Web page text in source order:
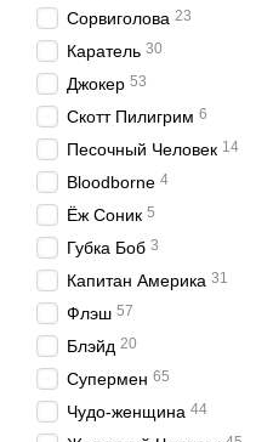
Сорвиголова 23
Каратель 30
Джокер 53
Скотт Пилигрим 6
Песочный Человек 14
Bloodborne 4
Ёж Соник 5
Губка Боб 3
Капитан Америка 31
Флэш 57
Блэйд 20
Супермен 65
Чудо-женщина 44